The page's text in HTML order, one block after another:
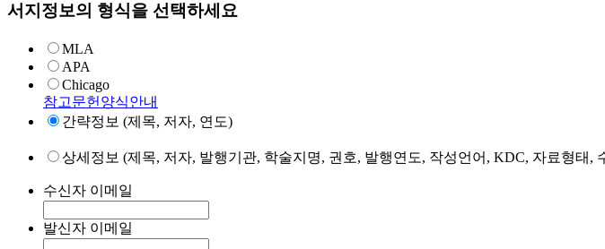
서지정보의 형식을 선택하세요
MLA
APA
Chicago
참고문헌양식안내
간략정보 (제목, 저자, 연도)
상세정보 (제목, 저자, 발행기관, 학술지명, 권호, 발행연도, 작성언어, KDC, 자료형태,
수신자 이메일
발신자 이메일